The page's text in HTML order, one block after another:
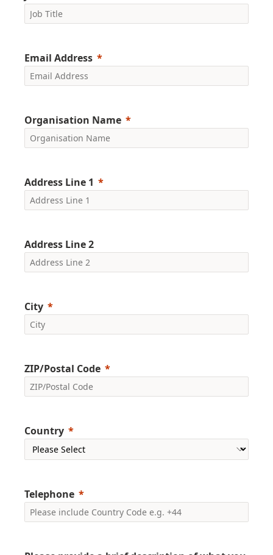
Email Address
Organisation Name
Address Line 1
Address Line 2
City
ZIP/Postal Code
Country
Telephone